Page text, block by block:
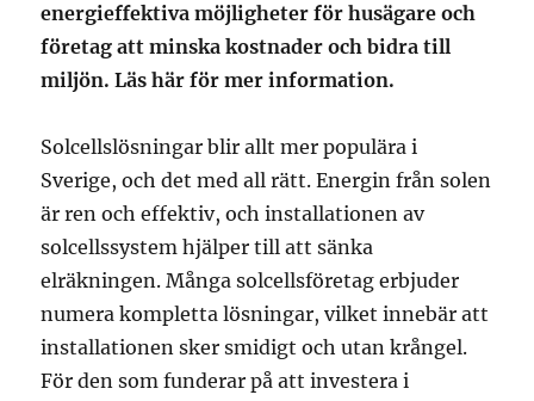
energieffektiva möjligheter för husägare och
företag att minska kostnader och bidra till
miljön. Läs här för mer information.
Solcellslösningar blir allt mer populära i
Sverige, och det med all rätt. Energin från solen
är ren och effektiv, och installationen av
solcellssystem hjälper till att sänka
elräkningen. Många solcellsföretag erbjuder
numera kompletta lösningar, vilket innebär att
installationen sker smidigt och utan krångel.
För den som funderar på att investera i